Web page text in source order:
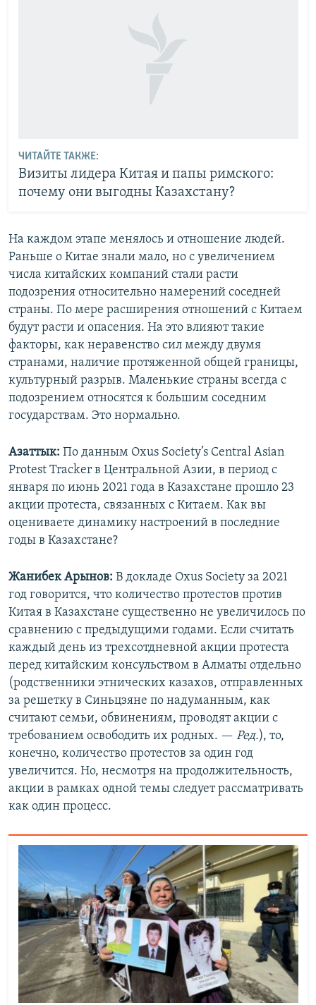
ЧИТАЙТЕ ТАКЖЕ:
Визиты лидера Китая и папы римского:
почему они выгодны Казахстану?
На каждом этапе менялось и отношение людей.
Раньше о Китае знали мало, но с увеличением
числа китайских компаний стали расти
подозрения относительно намерений соседней
страны. По мере расширения отношений с Китаем
будут расти и опасения. На это влияют такие
факторы, как неравенство сил между двумя
странами, наличие протяженной общей границы,
культурный разрыв. Маленькие страны всегда с
подозрением относятся к большим соседним
государствам. Это нормально.
Азаттык: По данным Oxus Society’s Central Asian
Protest Tracker в Центральной Азии, в период с
января по июнь 2021 года в Казахстане прошло 23
акции протеста, связанных с Китаем. Как вы
оцениваете динамику настроений в последние
годы в Казахстане?
Жанибек Арынов: В докладе Oxus Society за 2021
год говорится, что количество протестов против
Китая в Казахстане существенно не увеличилось по
сравнению с предыдущими годами. Если считать
каждый день из трехсотдневной акции протеста
перед китайским консульством в Алматы отдельно
(родственники этнических казахов, отправленных
за решетку в Синьцзяне по надуманным, как
считают семьи, обвинениям, проводят акции с
требованием освободить их родных. — Ред.), то,
конечно, количество протестов за один год
увеличится. Но, несмотря на продолжительность,
акции в рамках одной темы следует рассматривать
как один процесс.